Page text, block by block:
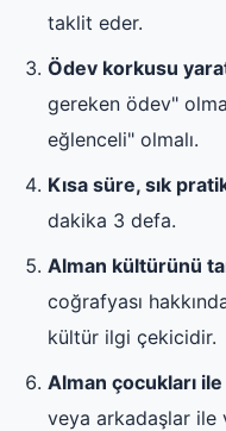
taklit eder.
Ödev korkusu
gereken ödev"
eğlenceli" olmalı.
Kısa süre, sık
dakika 3 defa.
Alman kültürünü
coğrafyası
kültür ilgi çekicidir.
Alman çocukları
veya arkadaşlar ile